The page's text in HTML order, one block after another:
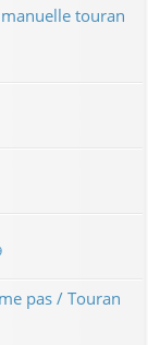
touran
pas / Touran